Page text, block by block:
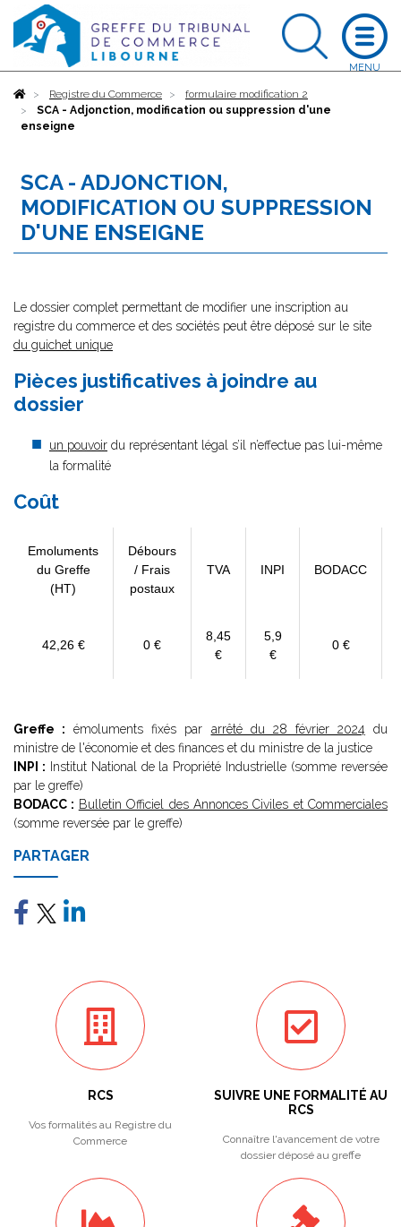
AccueilRegistre du Commerce
formulaire modification 2
SCA - Adjonction, modification ou suppression d'une
enseigne
SCA - ADJONCTION,
MODIFICATION OU SUPPRESSION
D'UNE ENSEIGNE
Le dossier complet permettant de modifier une inscription au
registre du commerce et des sociétés peut être déposé sur le site
du guichet unique
Pièces justificatives à joindre au
dossier
un pouvoir du représentant légal s’il n’effectue pas lui-même
la formalité
Coût
Emoluments
du Greffe
(HT)
Débours
/ Frais
postaux
TVA INPI BODACC
42,26 € 0 €
8,45
€
5,9
€
0 €
Greffe : émoluments fixés par arrêté du 28 février 2024 du
ministre de l'économie et des finances et du ministre de la justice
INPI : Institut National de la Propriété Industrielle (somme reversée
par le greffe)
BODACC : Bulletin Officiel des Annonces Civiles et Commerciales
(somme reversée par le greffe)
PARTAGER
RCS
Vos formalités au Registre du
Commerce
SUIVRE UNE FORMALITÉ AU
RCS
Connaître l'avancement de votre
dossier déposé au greffe